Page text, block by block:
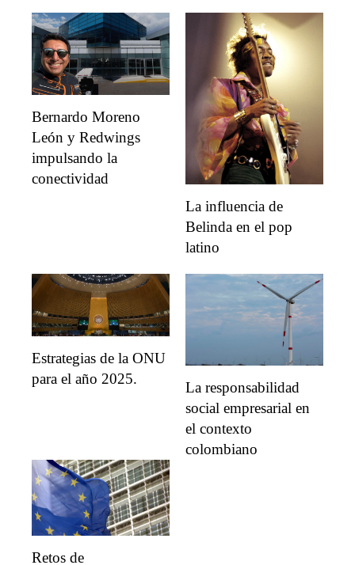
Bernardo Moreno
León y Redwings
impulsando la
conectividad
La influencia de
Belinda en el pop
latino
Estrategias de la ONU
para el año 2025.
La responsabilidad
social empresarial en
el contexto
colombiano
Retos de